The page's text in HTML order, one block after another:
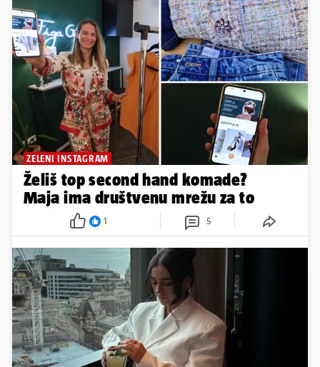
ZELENI INSTAGRAM
Želiš top second hand komade?
Maja ima društvenu mrežu za to
1 5